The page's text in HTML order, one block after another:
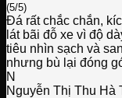
(5/5)
Đá rất chắc chắn,
lát bãi đỗ xe vì độ
tiêu nhìn sạch và
nhưng bù lại đóng
N
Nguyễn Thị Thu Hà